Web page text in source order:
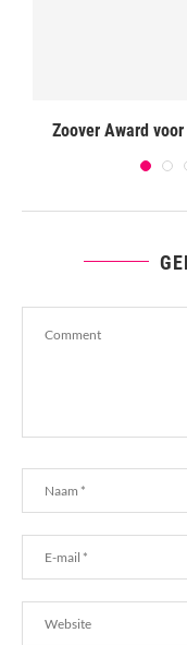
Zoover Award